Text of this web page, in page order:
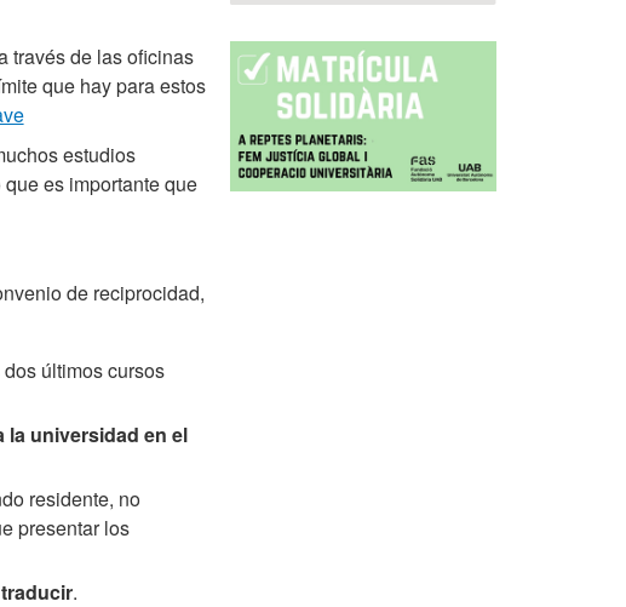
través de las oficinas
que hay para estos
estudios
que es importante que
de reciprocidad,
últimos cursos
la universidad en el
residente, no
presentar los
traducir.